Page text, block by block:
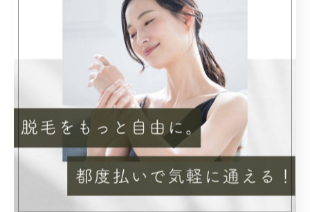
2025/07/01
2025/07/01
タグ Tags